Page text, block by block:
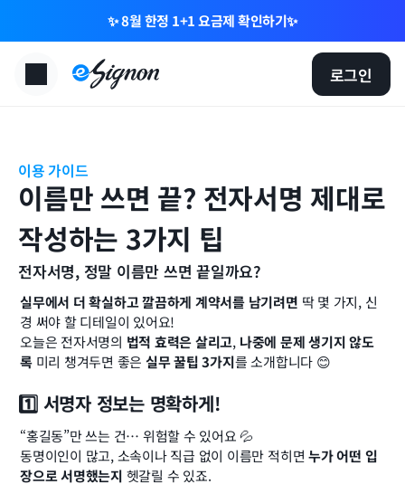
✨ 8월 한정 1+1 요금제 확인하기✨
로그인
이용 가이드
이름만 쓰면 끝? 전자서명 제대로
작성하는 3가지 팁
전자서명, 정말 이름만 쓰면 끝일까요?
실무에서 더 확실하고 깔끔하게 계약서를 남기려면 딱 몇 가지, 신
경 써야 할 디테일이 있어요!
오늘은 전자서명의 법적 효력은 살리고, 나중에 문제 생기지 않도
록 미리 챙겨두면 좋은 실무 꿀팁 3가지를 소개합니다 😊
1️⃣ 서명자 정보는 명확하게!
“홍길동”만 쓰는 건… 위험할 수 있어요 💦
동명이인이 많고, 소속이나 직급 없이 이름만 적히면 누가 어떤 입
장으로 서명했는지 헷갈릴 수 있죠.